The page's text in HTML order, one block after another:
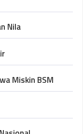
Nila
Miskin BSM